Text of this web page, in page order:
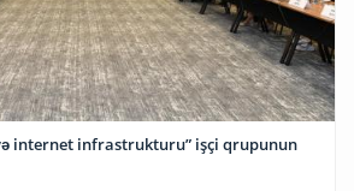
internet infrastrukturu” işçi qrupunun